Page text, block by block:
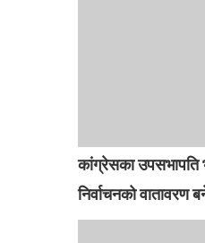
कांग्रेसका
निर्वाचनको वातावरण